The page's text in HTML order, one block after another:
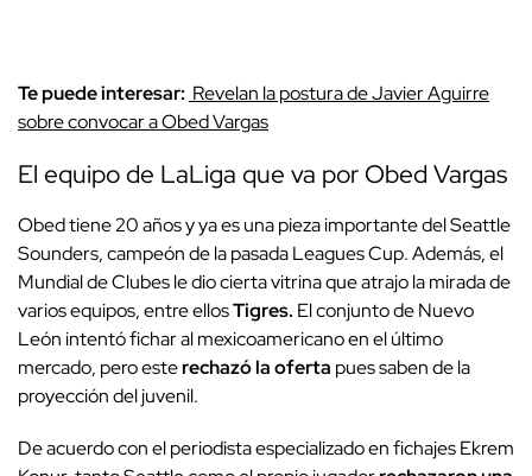
Te puede interesar: Revelan la postura de Javier Aguirre
sobre convocar a Obed Vargas
El equipo de LaLiga que va por Obed Vargas
Obed tiene 20 años y ya es una pieza importante del Seattle
Sounders, campeón de la pasada Leagues Cup. Además, el
Mundial de Clubes le dio cierta vitrina que atrajo la mirada de
varios equipos, entre ellosTigres. El conjunto de Nuevo
León intentó fichar al mexicoamericano en el último
mercado, pero esterechazó la oferta pues saben de la
proyección del juvenil.
De acuerdo con el periodista especializado en fichajesEkrem